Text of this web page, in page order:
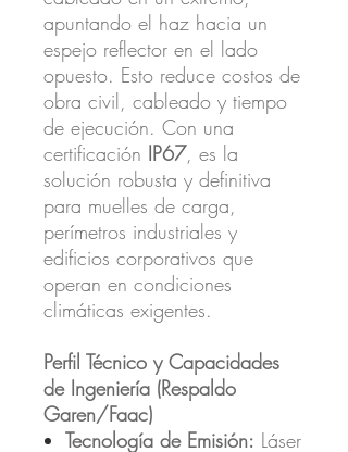
apuntando el haz hacia un
espejo reflector en el lado
opuesto. Esto reduce costos de
obra civil, cableado y tiempo
de ejecución. Con una
certificación IP67, es la
solución robusta y definitiva
para muelles de carga,
perímetros industriales y
edificios corporativos que
operan en condiciones
climáticas exigentes.
Perfil Técnico y Capacidades
de Ingeniería (Respaldo
Garen/Faac)
Tecnología de Emisión: Láser